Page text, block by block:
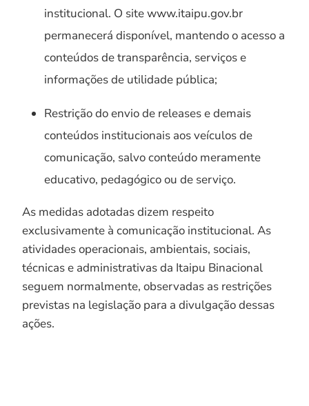
institucional. O site www.itaipu.gov.br
permanecerá disponível, mantendo o acesso a
conteúdos de transparência, serviços e
informações de utilidade pública;
Restrição do envio de releases e demais
conteúdos institucionais aos veículos de
comunicação, salvo conteúdo meramente
educativo, pedagógico ou de serviço.
As medidas adotadas dizem respeito
exclusivamente à comunicação institucional. As
atividades operacionais, ambientais, sociais,
técnicas e administrativas da Itaipu Binacional
seguem normalmente, observadas as restrições
previstas na legislação para a divulgação dessas
ações.